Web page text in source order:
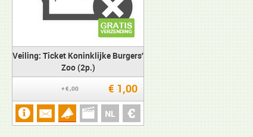
Veiling: Ticket Koninklijke Burgers'
Zoo (2p.)
+ € ,00 € 1,00